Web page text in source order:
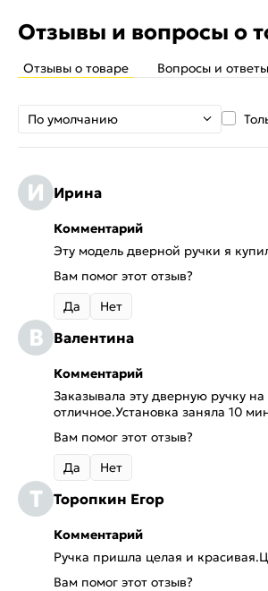
Отзывы и вопросы о
Отзывы о товаре Вопросы и ответы
По умолчанию
И Ирина
Комментарий
Эту модель дверной ручки я
Вам помог этот отзыв?
Да
Нет
В Валентина
Комментарий
Заказывала эту дверную ручку
отличное.Установка заняла 10
Вам помог этот отзыв?
Да
Нет
Т Торопкин Егор
Комментарий
Ручка пришла целая и
Вам помог этот отзыв?